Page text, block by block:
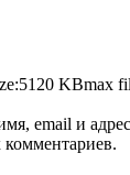
KBmax
email и